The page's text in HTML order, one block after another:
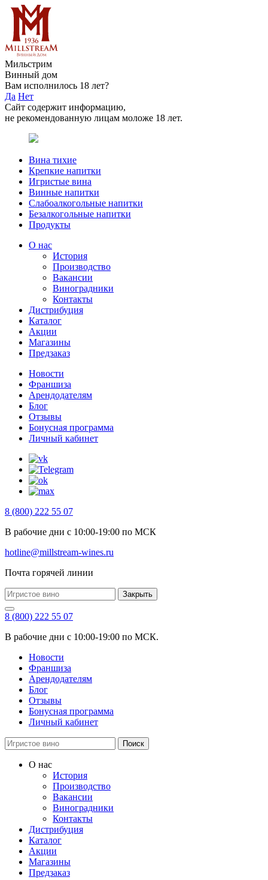
Мильстрим
Винный дом
Вам исполнилось 18 лет?
Да Нет
Сайт содержит информацию,
не рекомендованную лицам моложе 18 лет.
Вина тихие
Крепкие напитки
Игристые вина
Винные напитки
Слабоалкогольные напитки
Безалкогольные напитки
Продукты
О нас
История
Производство
Вакансии
Виноградники
Контакты
Дистрибуция
Каталог
Акции
Магазины
Предзаказ
Новости
Франшиза
Арендодателям
Блог
Отзывы
Бонусная программа
Личный кабинет
8 (800) 222 55 07
В рабочие дни с 10:00-19:00 по МСК
hotline@millstream-wines.ru
Почта горячей линии
Закрыть
8 (800) 222 55 07
В рабочие дни с 10:00-19:00 по МСК.
Новости
Франшиза
Арендодателям
Блог
Отзывы
Бонусная программа
Личный кабинет
Поиск
О нас
История
Производство
Вакансии
Виноградники
Контакты
Дистрибуция
Каталог
Акции
Магазины
Предзаказ